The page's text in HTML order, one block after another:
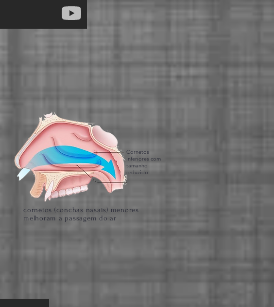
cornetos (conchas nasais) menores
melhoram a passagem do ar
Cornetos
inferiores com
tamanho
reduzido